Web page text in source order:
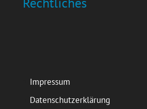
Impressum
Datenschutzerklärung